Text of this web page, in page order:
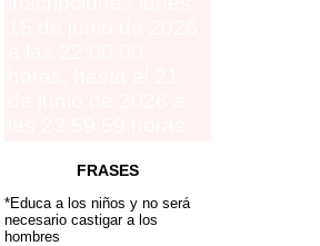
FRASES
*Educa a los niños y no será
necesario castigar a los
hombres